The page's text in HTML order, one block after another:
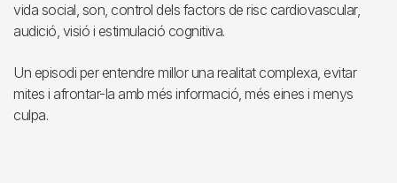
vida social, son, control dels factors de risc cardiovascular,
audició, visió i estimulació cognitiva.
Un episodi per entendre millor una realitat complexa, evitar
mites i afrontar-la amb més informació, més eines i menys
culpa.